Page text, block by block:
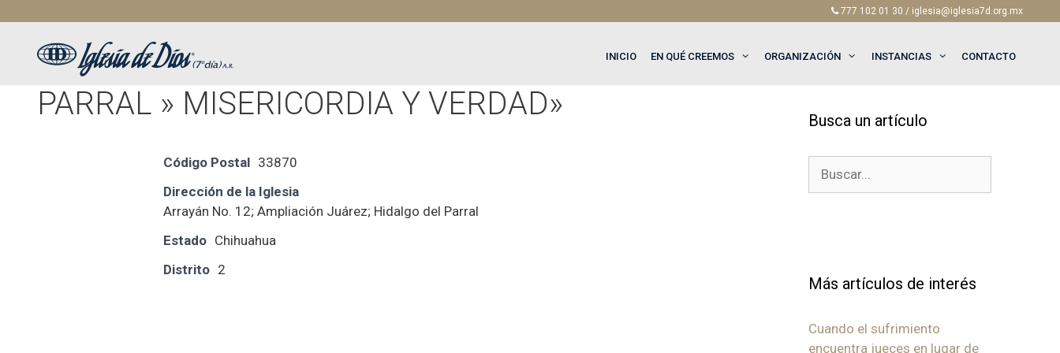
contenido
777 102 01 30 / iglesia@iglesia7d.org.mx
INICIO EN QUÉ CREEMOS ORGANIZACIÓN INSTANCIAS CONTACTO
PARRAL » MISERICORDIA Y VERDAD»
Código Postal 33870
Dirección de la Iglesia
Arrayán No. 12; Ampliación Juárez; Hidalgo del Parral
Estado Chihuahua
Distrito 2
Busca un artículo
Más artículos de interés
Cuando el sufrimiento
encuentra jueces en lugar de